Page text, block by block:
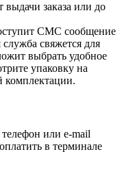
выдачи заказа или до
СМС сообщение
свяжется для
выбрать удобное
упаковку на
комплектации.
телефон или e-mail
в терминале